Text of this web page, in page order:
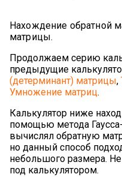
Нахождение обратной
матрицы.
Продолжаем серию
предыдущие
(детерминант) матрицы,
Умножение матриц.
Калькулятор ниже
помощью метода
вычислял обратную
но данный способ
небольшого размера.
под калькулятором.